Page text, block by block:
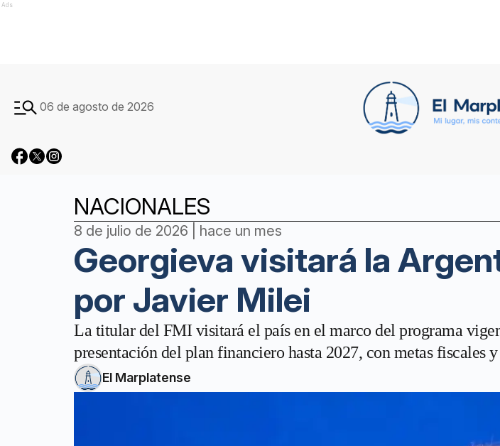
Ads
06 de agosto de 2026
NACIONALES
8 de julio de 2026 | hace un mes
Georgieva visitará la
por Javier Milei
La titular del FMI visitará el país en el marco del programa
presentación del plan financiero hasta 2027, con metas fiscales
El Marplatense